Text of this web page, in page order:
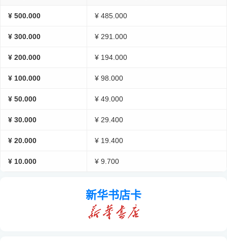
¥ 500.000 ¥ 485.000
¥ 300.000 ¥ 291.000
¥ 200.000 ¥ 194.000
¥ 100.000 ¥ 98.000
¥ 50.000 ¥ 49.000
¥ 30.000 ¥ 29.400
¥ 20.000 ¥ 19.400
¥ 10.000 ¥ 9.700
新华书店卡